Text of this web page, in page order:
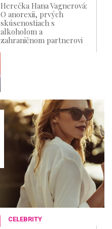
Herečka Hana Vagnerová:
O anorexii, prvých
skúsenostiach s
alkoholom a
zahraničnom partnerovi
CELEBRITY